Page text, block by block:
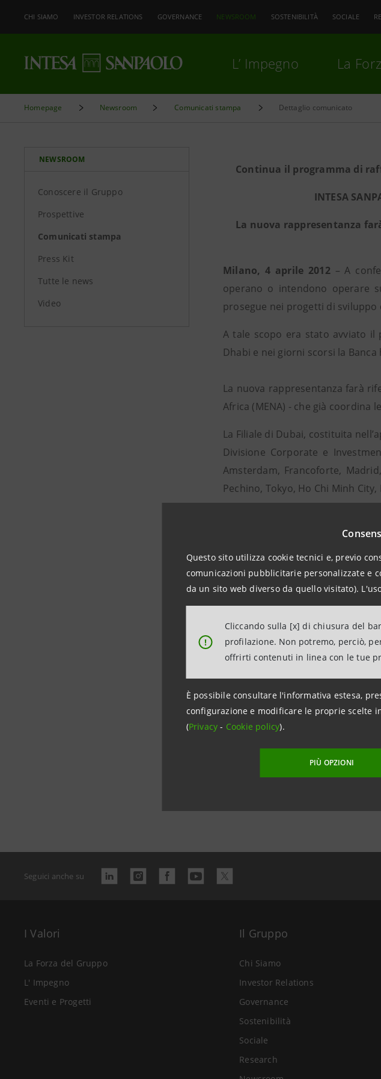
Questo sito utilizza cookie tecnici e, previo
comunicazioni pubblicitarie personalizzate e
da un sito web diverso da quello visitato).
!
Cliccando sulla [x] di chiusura del
profilazione. Non potremo, perciò,
offrirti contenuti in linea con le tue
È possibile consultare l'informativa estesa,
configurazione e modificare le proprie scelte
(Privacy- Cookie policy).
PIÙ OPZIONI
CHI SIAMO INVESTOR RELATIONS GOVERNANCE NEWSROOM SOSTENIBILITÀ SOCIALE
L’ Impegno La
Homepage Newsroom Comunicati stampa Dettaglio comunicato
NEWSROOM
Conoscere il Gruppo
Prospettive
Comunicati stampa
Press Kit
Tutte le news
Video
Continua il programma di
INTESA
La nuova rappresentanza
Milano, 4 aprile 2012– A
operano o intendono operare
prosegue nei progetti di
A tale scopo era stato avviato il
Dhabi e nei giorni scorsi la
La nuova rappresentanza farà
Africa (MENA) - che già coordina
La Filiale di Dubai, costituita
Divisione Corporate e
Amsterdam, Francoforte,
Pechino, Tokyo, Ho Chi Minh
Per informazioni
INTESA SANPAOLO
Ufficio Media Corporate e
+39 0287963851
stampa@intesasanpaolo.com
Seguici anche su
I Valori
La Forza del Gruppo
L' Impegno
Eventi e Progetti
Il Gruppo
Chi Siamo
Investor Relations
Governance
Sostenibilità
Sociale
Research